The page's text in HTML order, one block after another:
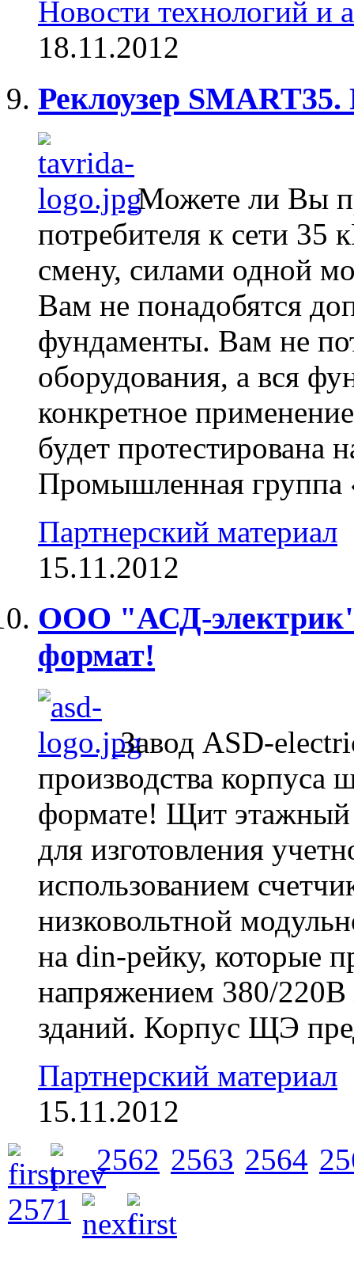
Новости технологий и
18.11.2012
Реклоузер
Можете ли Вы
потребителя к сети 35
смену, силами одной
Вам не понадобятся
фундаменты. Вам не
оборудования, а вся
конкретное
будет протестирована
Промышленная группа
Партнерский материал
15.11.2012
ООО "АСД-
формат!
Завод ASD-
производства корпуса
формате! Щит этажный
для изготовления
использованием
низковольтной
на din-рейку, которые
напряжением 380/
зданий. Корпус ЩЭ
Партнерский материал
15.11.2012
2562 2563 2564
2571